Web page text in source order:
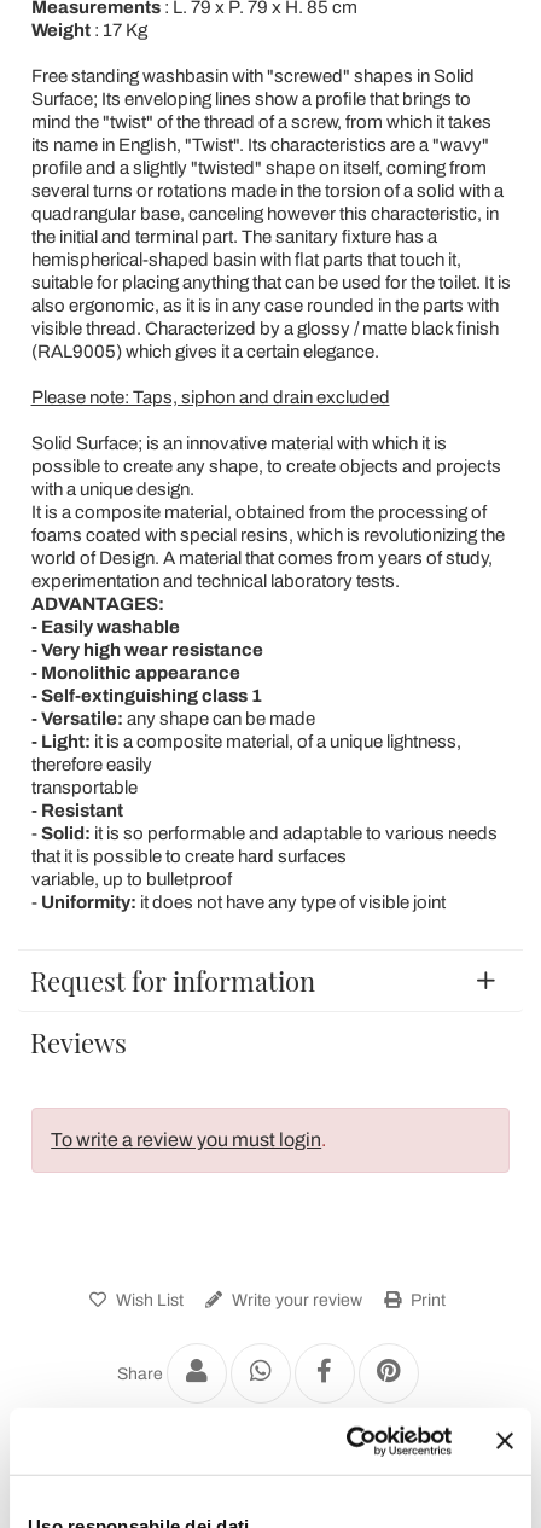
Measurements: L. 79 x P. 79 x H. 85 cm
Weight: 17 Kg
Free standing washbasin with "screwed" shapes in Solid
Surface; Its enveloping lines show a profile that brings to
mind the "twist" of the thread of a screw, from which it takes
its name in English, "Twist". Its characteristics are a "wavy"
profile and a slightly "twisted" shape on itself, coming from
several turns or rotations made in the torsion of a solid with a
quadrangular base, canceling however this characteristic, in
the initial and terminal part. The sanitary fixture has a
hemispherical-shaped basin with flat parts that touch it,
suitable for placing anything that can be used for the toilet. It is
also ergonomic, as it is in any case rounded in the parts with
visible thread. Characterized by a glossy / matte black finish
(RAL9005) which gives it a certain elegance.
Please note: Taps, siphon and drain excluded
Solid Surface; is an innovative material with which it is
possible to create any shape, to create objects and projects
with a unique design.
It is a composite material, obtained from the processing of
foams coated with special resins, which is revolutionizing the
world of Design. A material that comes from years of study,
experimentation and technical laboratory tests.
ADVANTAGES:
- Easily washable
- Very high wear resistance
- Monolithic appearance
- Self-extinguishing class 1
- Versatile: any shape can be made
- Light: it is a composite material, of a unique lightness,
therefore easily
transportable
- Resistant
-Solid: it is so performable and adaptable to various needs
that it is possible to create hard surfaces
variable, up to bulletproof
- Uniformity: it does not have any type of visible joint
Request for information
Reviews
To write a review you must login.
Wish List Write your review Print
Share
Solid Surface Washbasins